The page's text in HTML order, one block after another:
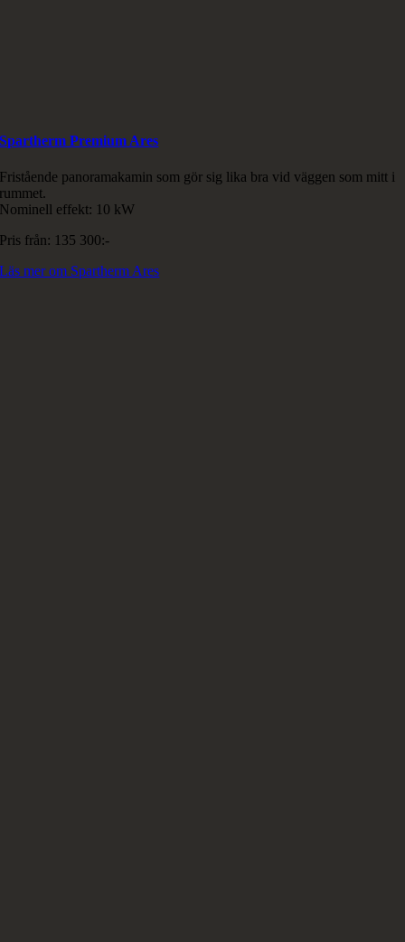
Spartherm Premium Ares
Fristående panoramakamin som gör sig lika bra vid väggen som mitt i
rummet.
Nominell effekt: 10 kW
Pris från: 135 300:-
Läs mer om Spartherm Ares